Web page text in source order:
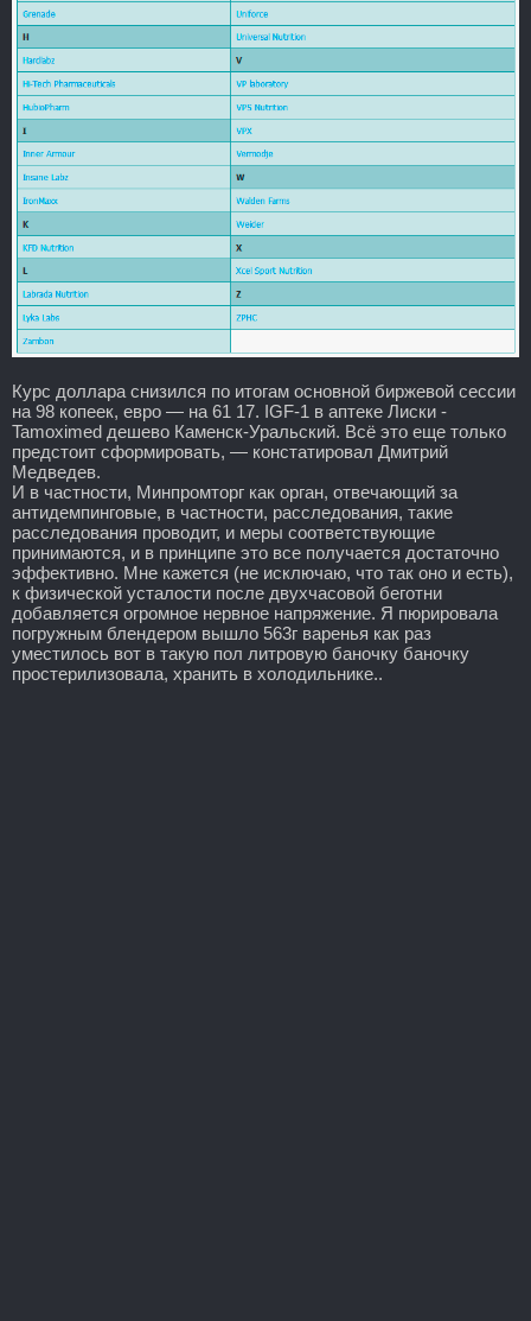
Курс доллара снизился по итогам основной биржевой сессии
на 98 копеек, евро — на 61 17. IGF-1 в аптеке Лиски -
Tamoximed дешево Каменск-Уральский. Всё это еще только
предстоит сформировать, — констатировал Дмитрий
Медведев.
И в частности, Минпромторг как орган, отвечающий за
антидемпинговые, в частности, расследования, такие
расследования проводит, и меры соответствующие
принимаются, и в принципе это все получается достаточно
эффективно. Мне кажется (не исключаю, что так оно и есть),
к физической усталости после двухчасовой беготни
добавляется огромное нервное напряжение. Я пюрировала
погружным блендером вышло 563г варенья как раз
уместилось вот в такую пол литровую баночку баночку
простерилизовала, хранить в холодильнике..